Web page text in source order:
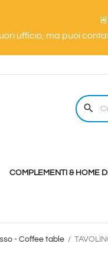
🚨
ufficio, ma puoi
search
COMPLEMENTI & HOME
- Coffee table